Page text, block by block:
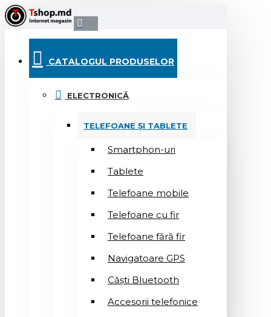
CATALOGUL PRODUSELOR
ELECTRONICĂ
TELEFOANE ȘI TABLETE
Smartphon-uri
Tablete
Telefoane mobile
Telefoane cu fir
Telefoane fără fir
Navigatoare GPS
Căști Bluetooth
Accesorii telefonice